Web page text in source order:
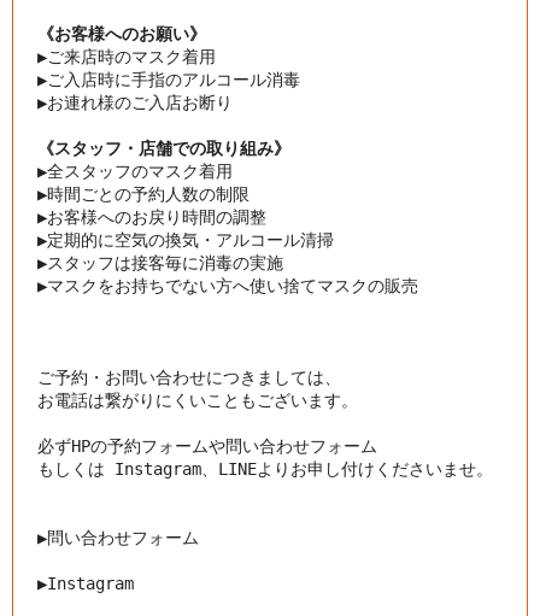
《お客様へのお願い》
▶︎ご来店時のマスク着用
▶︎ご入店時に手指のアルコール消毒
▶︎お連れ様のご入店お断り
《スタッフ・店舗での取り組み》
▶︎全スタッフのマスク着用
▶︎時間ごとの予約人数の制限
▶︎お客様へのお戻り時間の調整
▶︎定期的に空気の換気・アルコール清掃
▶︎スタッフは接客毎に消毒の実施
▶︎マスクをお持ちでない方へ使い捨てマスクの販売
ご予約・お問い合わせにつきましては、
お電話は繋がりにくいこともございます。
必ずHPの予約フォームや問い合わせフォーム
もしくは Instagram、LINEよりお申し付けくださいませ。
▶︎問い合わせフォーム
▶︎Instagram